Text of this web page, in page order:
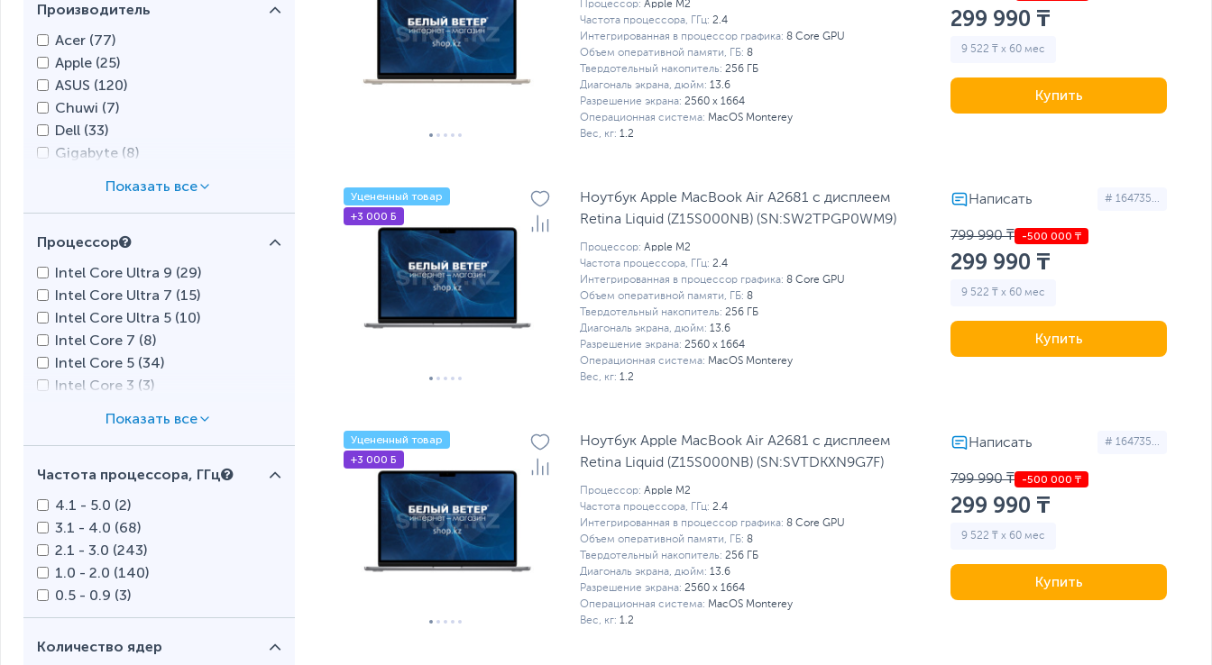
Производитель
Acer (77)
Apple (25)
ASUS (120)
Chuwi (7)
Dell (33)
Gigabyte (8)
Tecno (9)
Процессор
Intel Core Ultra 9 (29)
Intel Core Ultra 7 (15)
Intel Core Ultra 5 (10)
Intel Core 7 (8)
Intel Core 5 (34)
Intel Core 3 (3)
Intel Core i3 (32)
Intel N (3)
Intel Pentium Gold (
Intel Pentium Silver (
Intel Celeron (
AMD Ryzen AI 9 (
AMD Ryzen 9 (10
Частота процессора, ГГц
4.1 - 5.0 (2)
3.1 - 4.0 (68)
2.1 - 3.0 (243)
1.0 - 2.0 (140)
0.5 - 0.9 (3)
Количество ядер
Процессор: Apple M2
Частота процессора, ГГц: 2.4
Интегрированная в процессор графика: 8 Core GPU
Объем оперативной памяти, ГБ: 8
Твердотельный накопитель: 256 ГБ
Диагональ экрана, дюйм: 13.6
Разрешение экрана: 2560 x 1664
Операционная система: MacOS Monterey
Вес, кг: 1.2
299 990 ₸
9 522 ₸ x 60 мес
Купить
Уцененный товар
+3 000 Б
Ноутбук Apple MacBook Air A2681 с дисплеем
Retina Liquid (Z15S000NB) (SN:SW2TPGP0WM9)
Процессор: Apple M2
Частота процессора, ГГц: 2.4
Интегрированная в процессор графика: 8 Core GPU
Объем оперативной памяти, ГБ: 8
Твердотельный накопитель: 256 ГБ
Диагональ экрана, дюйм: 13.6
Разрешение экрана: 2560 x 1664
Операционная система: MacOS Monterey
Вес, кг: 1.2
# 164735...
799 990 ₸
299 990 ₸
9 522 ₸ x 60 мес
Купить
Уцененный товар
+3 000 Б
Ноутбук Apple MacBook Air A2681 с дисплеем
Retina Liquid (Z15S000NB) (SN:SVTDKXN9G7F)
Процессор: Apple M2
Частота процессора, ГГц: 2.4
Интегрированная в процессор графика: 8 Core GPU
Объем оперативной памяти, ГБ: 8
Твердотельный накопитель: 256 ГБ
Диагональ экрана, дюйм: 13.6
Разрешение экрана: 2560 x 1664
Операционная система: MacOS Monterey
Вес, кг: 1.2
# 164735...
799 990 ₸
299 990 ₸
9 522 ₸ x 60 мес
Купить